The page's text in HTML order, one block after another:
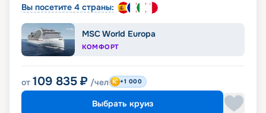
Вы посетите 4 страны:
MSC World Europa
КОМФОРТ
от 109 835 ₽ /чел +1 000
Выбрать круиз